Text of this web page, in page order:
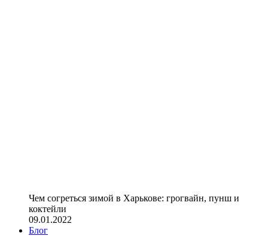
Чем согреться зимой в Харькове: грогвайн, пунш и
коктейли
09.01.2022
Блог